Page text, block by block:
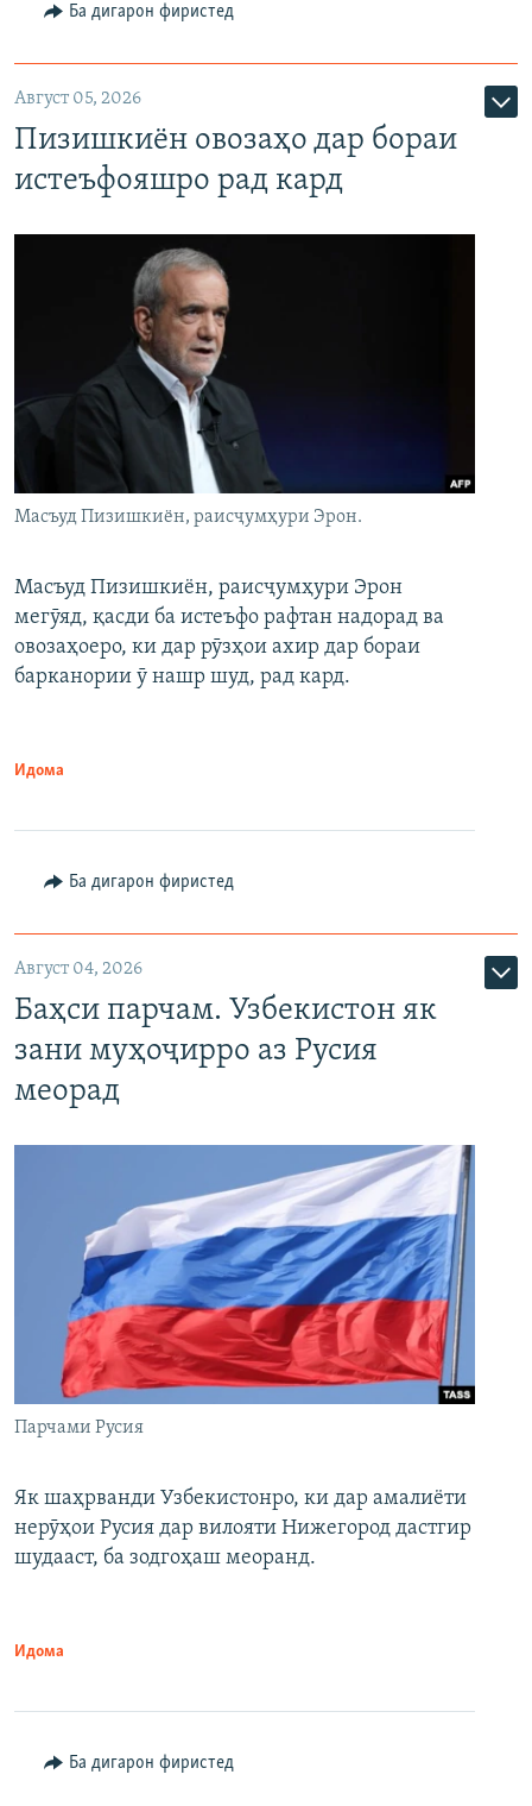
Ба дигарон фиристед
Август 05, 2026
Пизишкиён овозаҳо дар бораи
истеъфояшро рад кард
Масъуд Пизишкиён, раисҷумҳури Эрон.
Масъуд Пизишкиён, раисҷумҳури Эрон
мегӯяд, қасди ба истеъфо рафтан надорад ва
овозаҳоеро, ки дар рӯзҳои ахир дар бораи
барканории ӯ нашр шуд, рад кард.
Идома
Ба дигарон фиристед
Август 04, 2026
Баҳси парчам. Узбекистон як
зани муҳоҷирро аз Русия
меорад
Парчами Русия
Як шаҳрванди Узбекистонро, ки дар амалиёти
нерӯҳои Русия дар вилояти Нижегород дастгир
шудааст, ба зодгоҳаш меоранд.
Идома
Ба дигарон фиристед